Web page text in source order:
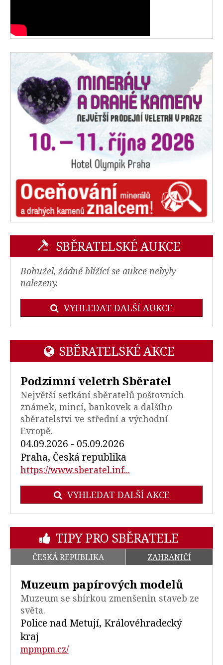
SBĚRATELSKÉ AUKCE
Bohužel, žádné blížící se aukce nebyly
nalezeny.
VYHLEDAT DALŠÍ AUKCE
SBĚRATELSKÉ AKCE
Podzimní veletrh Sběratel
Největší setkání sběratelů poštovních
známek, mincí, bankovek a dalšího
sběratelstvi ve střední a východní
Evropě.
04.09.2026 - 05.09.2026
Praha, Česká republika
https://www.sberatel.inf...
VYHLEDAT DALŠÍ AKCE
TIPY PRO SBĚRATELE
ČESKÁ REPUBLIKA ZAHRANIČÍ
Muzeum papírových modelů
Muzeum se sbírkou zmenšenin staveb ze
světa.
Police nad Metují, Královéhradecký
kraj
mpmpm.cz/